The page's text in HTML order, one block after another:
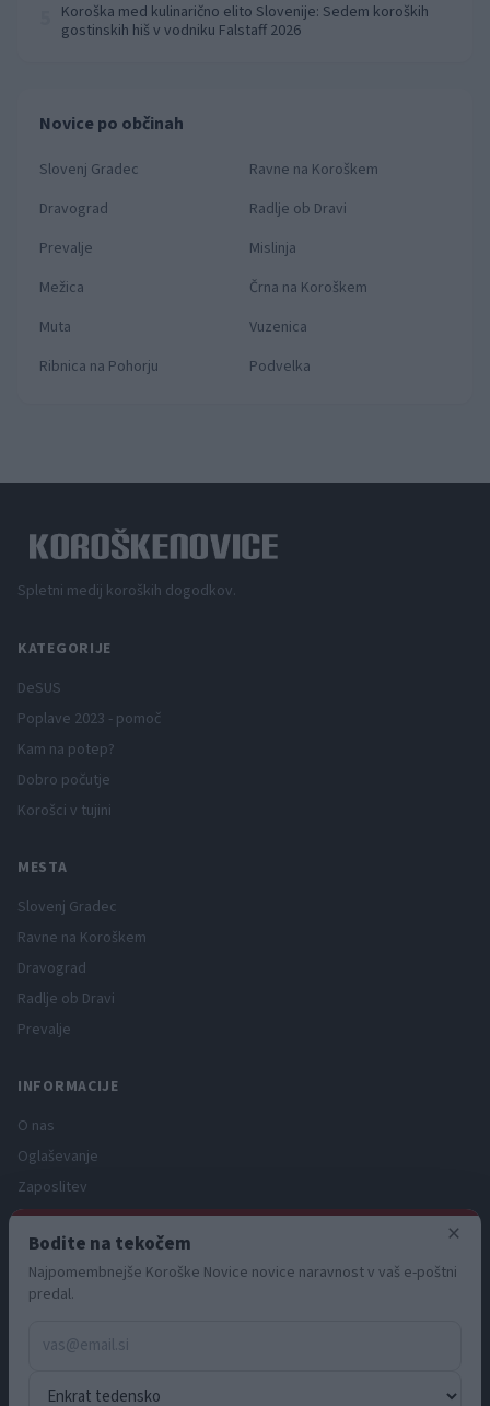
Koroška med kulinarično elito Slovenije: Sedem koroških
gostinskih hiš v vodniku Falstaff 2026
Novice po občinah
Slovenj Gradec
Ravne na Koroškem
Dravograd
Radlje ob Dravi
Prevalje
Mislinja
Mežica
Črna na Koroškem
Muta
Vuzenica
Ribnica na Pohorju
Podvelka
Spletni medij koroških dogodkov.
KATEGORIJE
DeSUS
Poplave 2023 - pomoč
Kam na potep?
Dobro počutje
Korošci v tujini
MESTA
Slovenj Gradec
Ravne na Koroškem
Dravograd
Radlje ob Dravi
Prevalje
INFORMACIJE
O nas
Oglaševanje
Zaposlitev
Pravno obvestilo
Zasebnost in piškotki
Storitve
Pogoji uporabe
×
Bodite na tekočem
Najpomembnejše Koroške Novice novice naravnost v vaš e-poštni
predal.